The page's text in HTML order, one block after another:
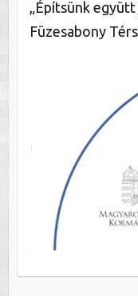
„Építsünk
Füzesabony